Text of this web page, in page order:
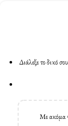
Διάλεξε το δικό
Με ακόμα